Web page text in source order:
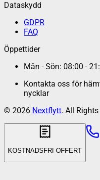
Dataskydd
GDPR
FAQ
Öppettider
Mån - Sön: 08:00 -
Kontakta oss för
nycklar
© 2026 Nextflytt. All Rights
KOSTNADSFRI OFFERT